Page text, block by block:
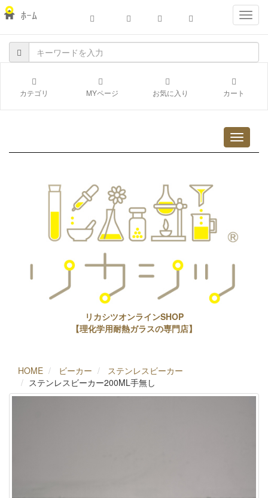
ﾎｰﾑ
カテゴリ MYページ お気に入り カート
リカシツオンラインSHOP
【理化学用耐熱ガラスの専門店】
HOME ビーカー
ステンレスビーカー
ステンレスビーカー200ML手無し